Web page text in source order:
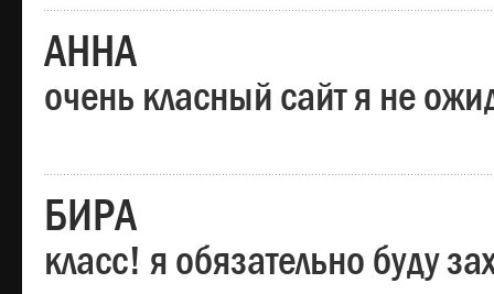
АННА
очень класный сайт я не
БИРА
класс! я обязательно буду